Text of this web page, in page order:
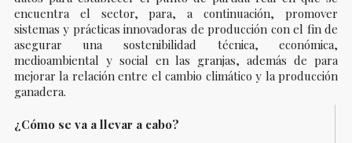
encuentra el sector, para, a continuación, promover
sistemas y prácticas innovadoras de producción con el fin de
asegurar una sostenibilidad técnica, económica,
medioambiental y social en las granjas, además de para
mejorar la relación entre el cambio climático y la producción
ganadera.
¿Cómo se va a llevar a cabo?